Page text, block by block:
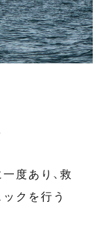
度あり、救
クを行う